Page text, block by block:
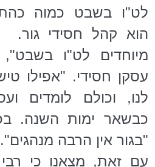
לט"ו בשבט כמוה
הוא קהל חסידי גור.
מיוחדים לט"ו
עסקן חסידי. "אפילו
לנו, וכולם לומדים
כבשאר ימות השנה.
"בגור אין הרבה מנהגים".
עם זאת, מצאנו כי